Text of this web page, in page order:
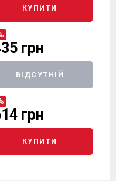
КУПИТИ
грн
ВІДСУТНІЙ
грн
КУПИТИ